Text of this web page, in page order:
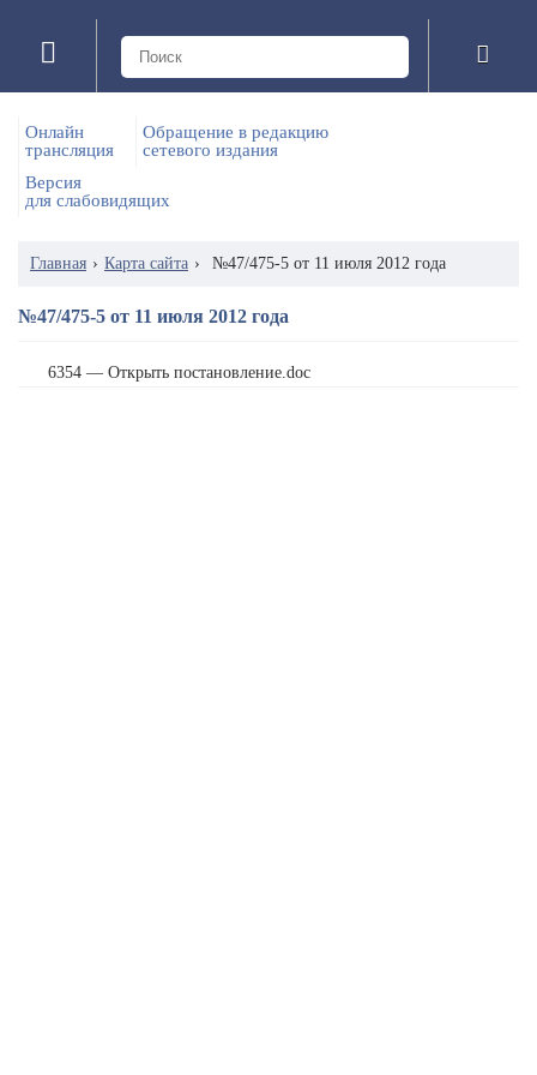
Онлайн
трансляция
Обращение в редакцию
сетевого издания
Версия
для слабовидящих
Главная › Карта сайта › №47/475-5 от 11 июля 2012 года
№47/475-5 от 11 июля 2012 года
6354 — Открыть постановление.doc